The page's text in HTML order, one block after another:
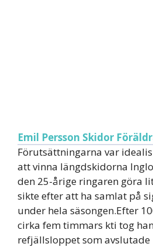
Emil Persson Skidor
Förutsättningarna var
att vinna längdskidorna
den 25-årige ringaren göra
sikte efter att ha samlat på
under hela säsongen.Efter
cirka fem timmars kti tog
refjällsloppet som